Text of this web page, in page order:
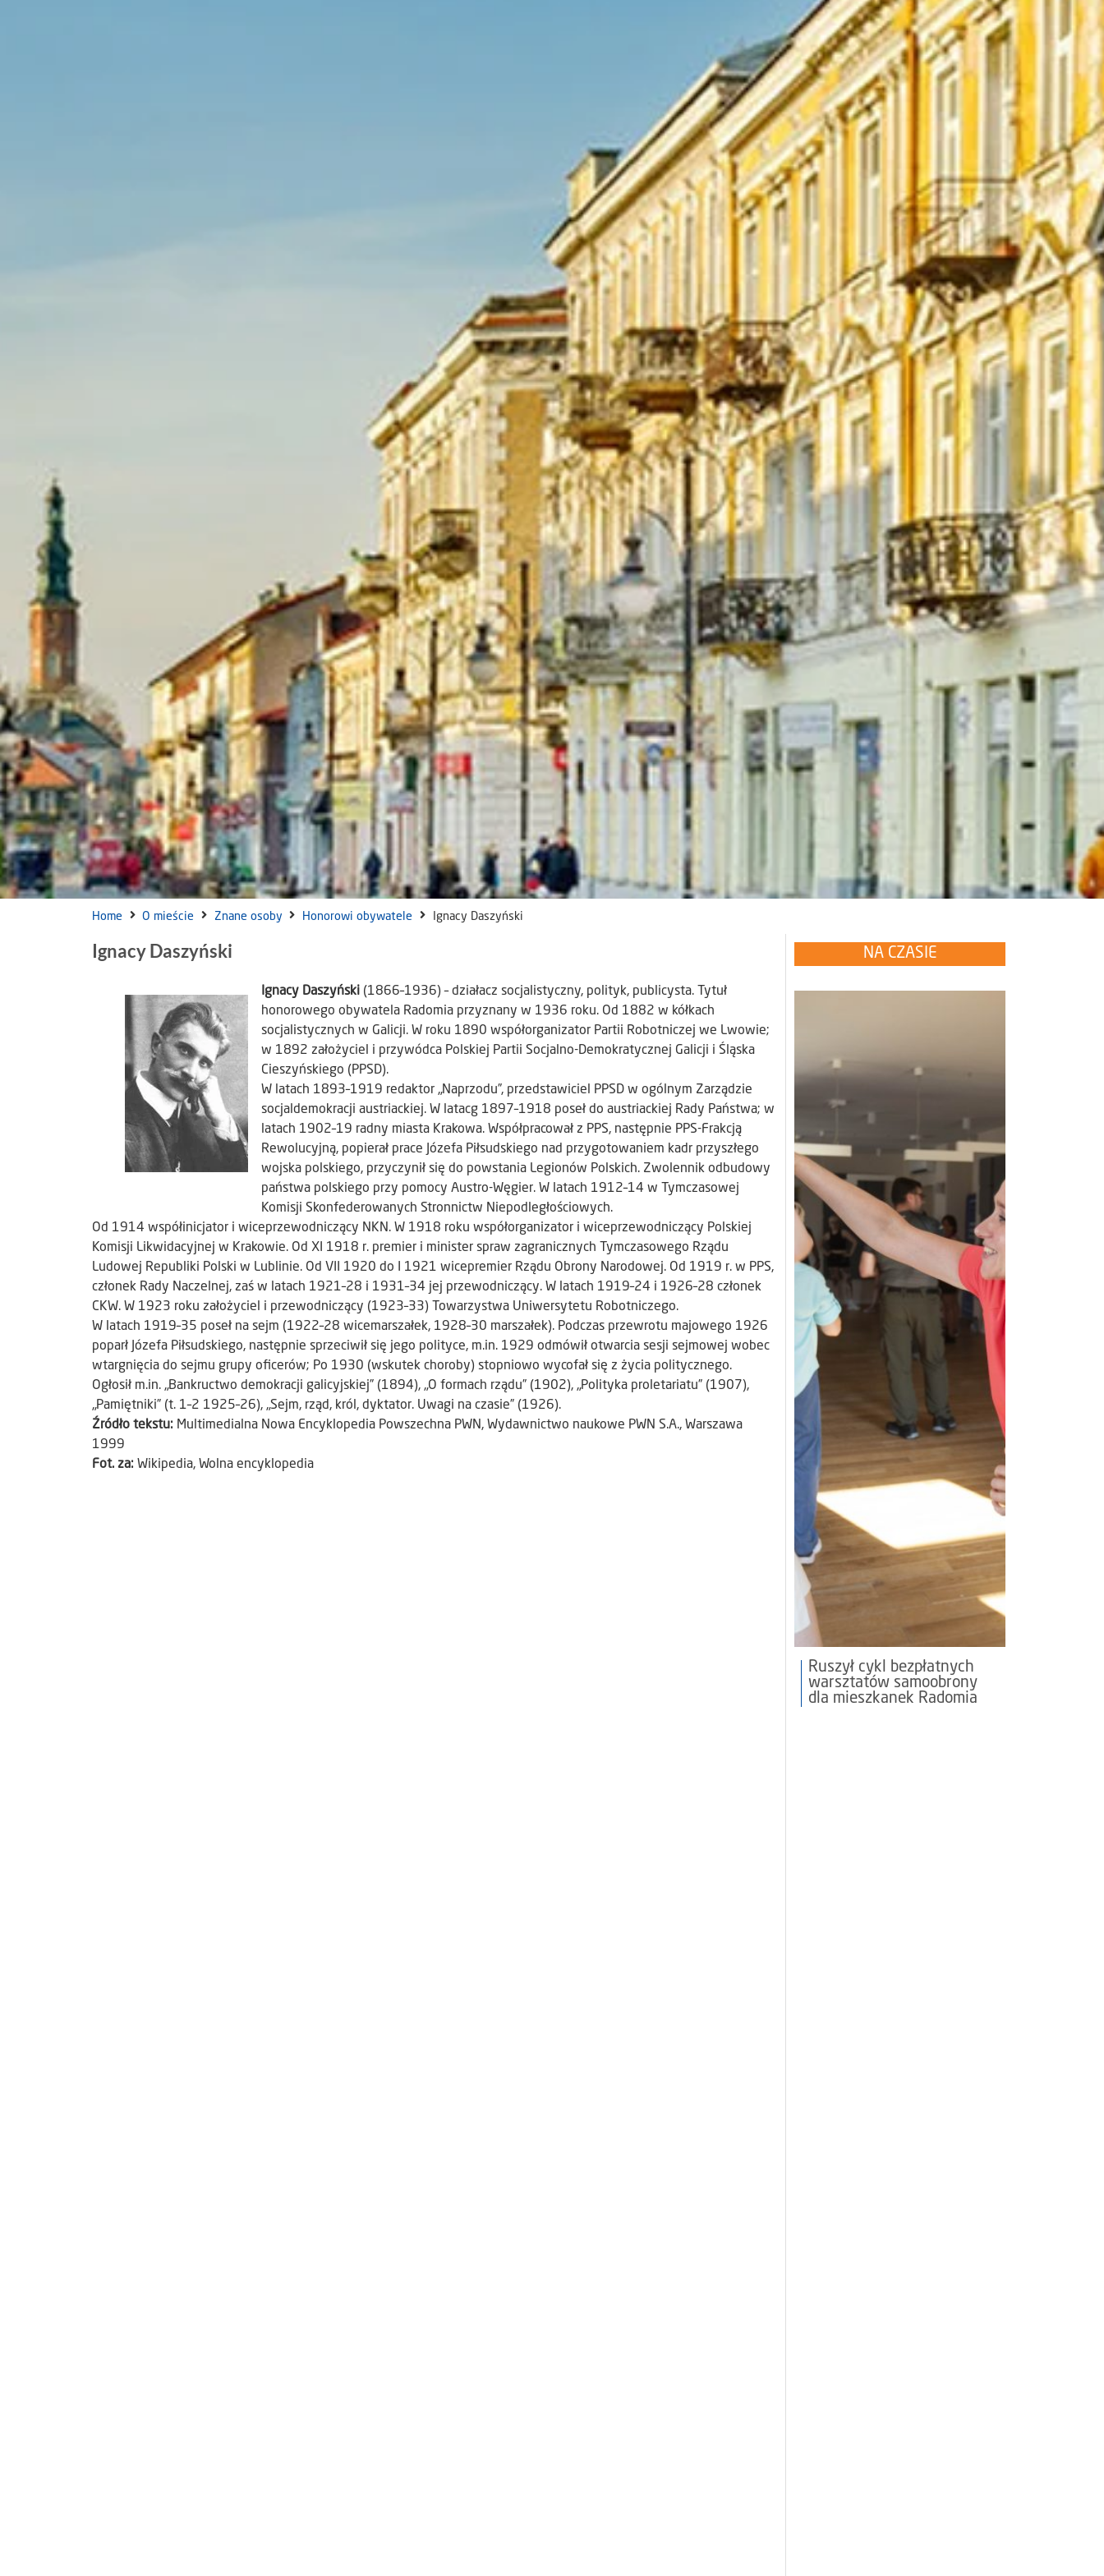
Home O mieście Znane osoby Honorowi obywatele Ignacy Daszyński
Ignacy Daszyński
Ignacy Daszyński (1866–1936) – działacz socjalistyczny, polityk, publicysta. Tytuł
honorowego obywatela Radomia przyznany w 1936 roku. Od 1882 w kółkach
socjalistycznych w Galicji. W roku 1890 współorganizator Partii Robotniczej we Lwowie;
w 1892 założyciel i przywódca Polskiej Partii Socjalno-Demokratycznej Galicji i Śląska
Cieszyńskiego (PPSD).
W latach 1893–1919 redaktor „Naprzodu”, przedstawiciel PPSD w ogólnym Zarządzie
socjaldemokracji austriackiej. W latacg 1897–1918 poseł do austriackiej Rady Państwa; w
latach 1902–19 radny miasta Krakowa. Współpracował z PPS, następnie PPS-Frakcją
Rewolucyjną, popierał prace Józefa Piłsudskiego nad przygotowaniem kadr przyszłego
wojska polskiego, przyczynił się do powstania Legionów Polskich. Zwolennik odbudowy
państwa polskiego przy pomocy Austro-Węgier. W latach 1912–14 w Tymczasowej
Komisji Skonfederowanych Stronnictw Niepodległościowych.
Od 1914 współinicjator i wiceprzewodniczący NKN. W 1918 roku współorganizator i wiceprzewodniczący Polskiej
Komisji Likwidacyjnej w Krakowie. Od XI 1918 r. premier i minister spraw zagranicznych Tymczasowego Rządu
Ludowej Republiki Polski w Lublinie. Od VII 1920 do I 1921 wicepremier Rządu Obrony Narodowej. Od 1919 r. w PPS,
członek Rady Naczelnej, zaś w latach 1921–28 i 1931–34 jej przewodniczący. W latach 1919–24 i 1926–28 członek
CKW. W 1923 roku założyciel i przewodniczący (1923–33) Towarzystwa Uniwersytetu Robotniczego.
W latach 1919–35 poseł na sejm (1922–28 wicemarszałek, 1928–30 marszałek). Podczas przewrotu majowego 1926
poparł Józefa Piłsudskiego, następnie sprzeciwił się jego polityce, m.in. 1929 odmówił otwarcia sesji sejmowej wobec
wtargnięcia do sejmu grupy oficerów; Po 1930 (wskutek choroby) stopniowo wycofał się z życia politycznego.
Ogłosił m.in. „Bankructwo demokracji galicyjskiej” (1894), „O formach rządu” (1902), „Polityka proletariatu” (1907),
„Pamiętniki” (t. 1–2 1925–26), „Sejm, rząd, król, dyktator. Uwagi na czasie” (1926).
Źródło tekstu: Multimedialna Nowa Encyklopedia Powszechna PWN, Wydawnictwo naukowe PWN S.A., Warszawa
1999
Fot. za: Wikipedia, Wolna encyklopedia
NA CZASIE
Ruszył cykl bezpłatnych
warsztatów samoobrony
dla mieszkanek Radomia